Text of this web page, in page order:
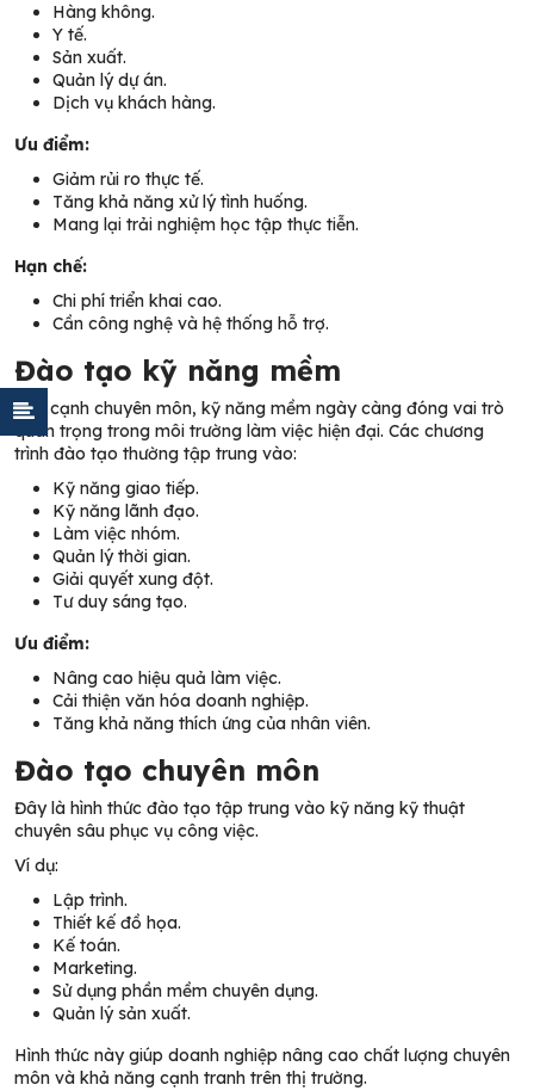
Hàng không.
Y tế.
Sản xuất.
Quản lý dự án.
Dịch vụ khách hàng.
Ưu điểm:
Giảm rủi ro thực tế.
Tăng khả năng xử lý tình huống.
Mang lại trải nghiệm học tập thực tiễn.
Hạn chế:
Chi phí triển khai cao.
Cần công nghệ và hệ thống hỗ trợ.
Đào tạo kỹ năng mềm
Bên cạnh chuyên môn, kỹ năng mềm ngày càng đóng vai trò
quan trọng trong môi trường làm việc hiện đại. Các chương
trình đào tạo thường tập trung vào:
Kỹ năng giao tiếp.
Kỹ năng lãnh đạo.
Làm việc nhóm.
Quản lý thời gian.
Giải quyết xung đột.
Tư duy sáng tạo.
Ưu điểm:
Nâng cao hiệu quả làm việc.
Cải thiện văn hóa doanh nghiệp.
Tăng khả năng thích ứng của nhân viên.
Đào tạo chuyên môn
Đây là hình thức đào tạo tập trung vào kỹ năng kỹ thuật
chuyên sâu phục vụ công việc.
Ví dụ:
Lập trình.
Thiết kế đồ họa.
Kế toán.
Marketing.
Sử dụng phần mềm chuyên dụng.
Quản lý sản xuất.
Hình thức này giúp doanh nghiệp nâng cao chất lượng chuyên
môn và khả năng cạnh tranh trên thị trường.